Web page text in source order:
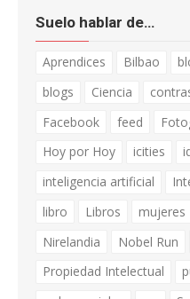
Suelo hablar de…
Aprendices Bilbao
blogs
Ciencia
Facebook
feed
Hoy por Hoy
icities
inteligencia artificial
libro
Libros mujeres
Nirelandia
Nobel Run
Propiedad Intelectual